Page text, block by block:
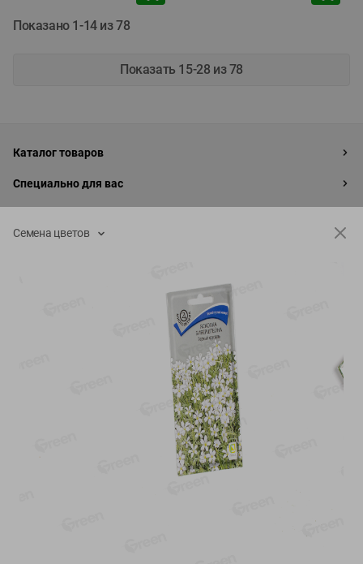
Показано 1-14 из 78
Показать 15-28 из 78
Каталог товаров
Специально для вас
AppGallery
Время работы Call-центра: Пн.- Пт. с 09.00 до 17.00, СБ, ВС -
Семена цветов